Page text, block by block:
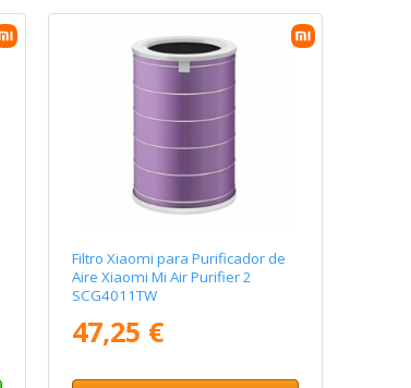
Filtro Xiaomi para Purificador de
Aire Xiaomi Mi Air Purifier 2
SCG4011TW
47,25 €